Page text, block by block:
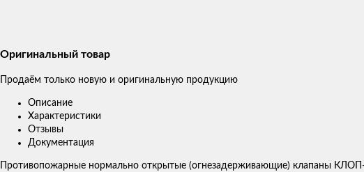
Оригинальный товар
Продаём только новую и оригинальную продукцию
Описание
Характеристики
Отзывы
Документация
Противопожарные нормально открытые (огнезадерживающие) клапаны